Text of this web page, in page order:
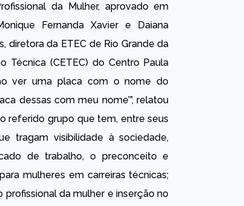
da Mulher, aprovado em
Fernanda Xavier e Daiana
diretora da ETEC de Rio Grande da
Técnica (CETEC) do Centro Paula
ver uma placa com o nome do
dessas com meu nome’”, relatou
referido grupo que tem, entre seus
tragam visibilidade à sociedade,
de trabalho, o preconceito e
mulheres em carreiras técnicas;
da mulher e inserção no